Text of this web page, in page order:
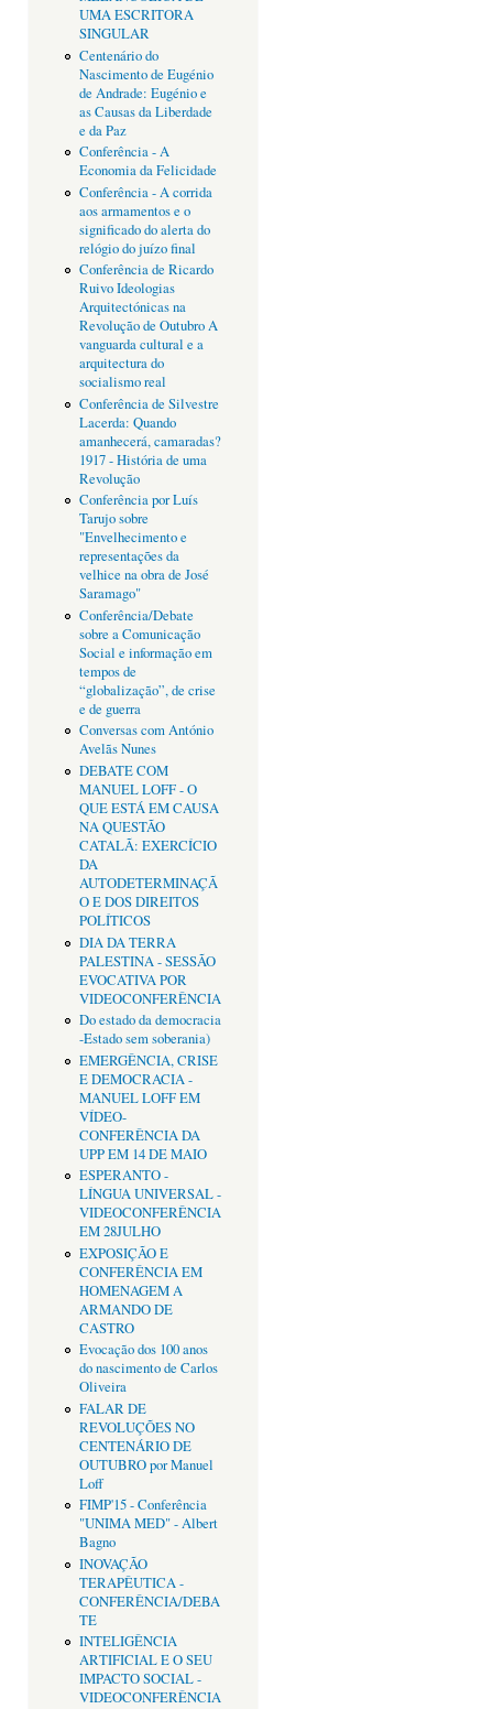
UMA ESCRITORA
SINGULAR
Centenário do
Nascimento de Eugénio
de Andrade: Eugénio e
as Causas da Liberdade
e da Paz
Conferência - A
Economia da Felicidade
Conferência - A corrida
aos armamentos e o
significado do alerta do
relógio do juízo final
Conferência de Ricardo
Ruivo Ideologias
Arquitectónicas na
Revolução de Outubro A
vanguarda cultural e a
arquitectura do
socialismo real
Conferência de Silvestre
Lacerda: Quando
amanhecerá, camaradas?
1917 - História de uma
Revolução
Conferência por Luís
Tarujo sobre
"Envelhecimento e
representações da
velhice na obra de José
Saramago"
Conferência/Debate
sobre a Comunicação
Social e informação em
tempos de
“globalização”, de crise
e de guerra
Conversas com António
Avelãs Nunes
DEBATE COM
MANUEL LOFF - O
QUE ESTÁ EM CAUSA
NA QUESTÃO
CATALÃ: EXERCÍCIO
DA
AUTODETERMINAÇÃ
O E DOS DIREITOS
POLÍTICOS
DIA DA TERRA
PALESTINA - SESSÃO
EVOCATIVA POR
VIDEOCONFERÊNCIA
Do estado da democracia
-Estado sem soberania)
EMERGÊNCIA, CRISE
E DEMOCRACIA -
MANUEL LOFF EM
VÍDEO-
CONFERÊNCIA DA
UPP EM 14 DE MAIO
ESPERANTO -
LÍNGUA UNIVERSAL -
VIDEOCONFERÊNCIA
EM 28JULHO
EXPOSIÇÃO E
CONFERÊNCIA EM
HOMENAGEM A
ARMANDO DE
CASTRO
Evocação dos 100 anos
do nascimento de Carlos
Oliveira
FALAR DE
REVOLUÇÕES NO
CENTENÁRIO DE
OUTUBRO por Manuel
Loff
FIMP'15 - Conferência
"UNIMA MED" - Albert
Bagno
INOVAÇÃO
TERAPÊUTICA -
CONFERÊNCIA/DEBA
TE
INTELIGÊNCIA
ARTIFICIAL E O SEU
IMPACTO SOCIAL -
VIDEOCONFERÊNCIA